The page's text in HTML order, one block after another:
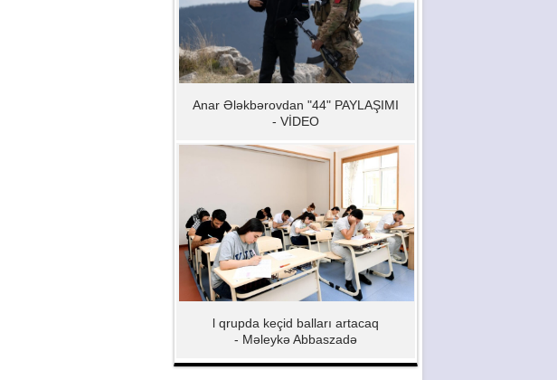
Anar Ələkbərovdan "44" PAYLAŞIMI
- VİDEO
l qrupda keçid balları artacaq
- Məleykə Abbaszadə